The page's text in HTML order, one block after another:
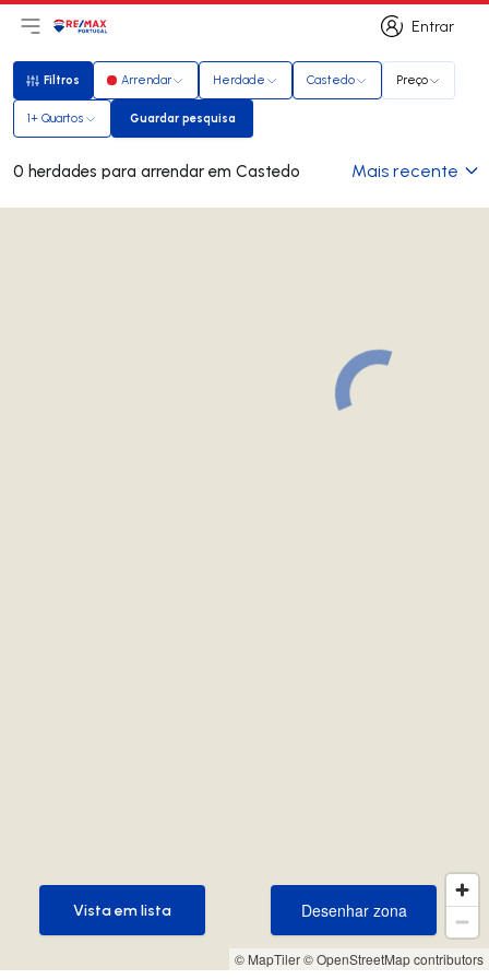
Entrar
Entrar
Abri menu principal
LogoIr para página inicial
Filtros
Filtros Arrendar Herdade Castedo Preço
1+ Quartos Guardar pesquisa
Guardar pesquisa
0 herdades para arrendar em Castedo Mais recente
© MapTiler© OpenStreetMap contributors
Desenhar zona
Desenhar zona
Vista em lista
Vista em lista